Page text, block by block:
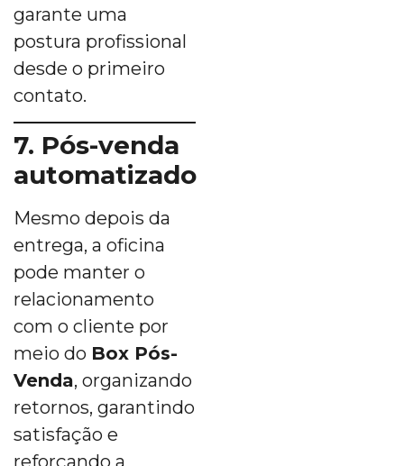
garante uma
postura profissional
desde o primeiro
contato.
7. Pós-venda
automatizado
Mesmo depois da
entrega, a oficina
pode manter o
relacionamento
com o cliente por
meio do Box Pós-
Venda, organizando
retornos, garantindo
satisfação e
reforçando a